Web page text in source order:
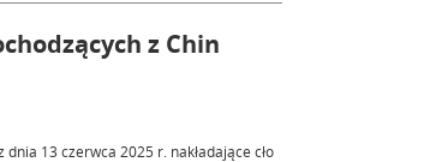
z Chin
13 czerwca 2025 r. nakładające cło